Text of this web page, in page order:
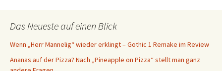
Das Neueste auf einen Blick
Wenn „Herr Mannelig“ wieder erklingt – Gothic 1 Remake im Review
Ananas auf der Pizza? Nach „Pineapple on Pizza“ stellt man ganz